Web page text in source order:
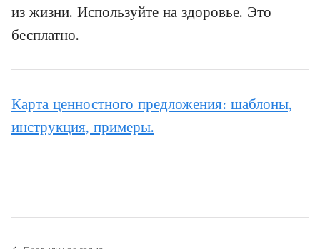
из жизни. Используйте на здоровье. Это
бесплатно.
Карта ценностного предложения: шаблоны,
инструкция, примеры.